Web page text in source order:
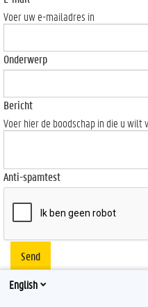
Voer uw e-mailadres in
Onderwerp
Bericht
Voer hier de boodschap in die u wilt
Anti-spamtest
Send
English